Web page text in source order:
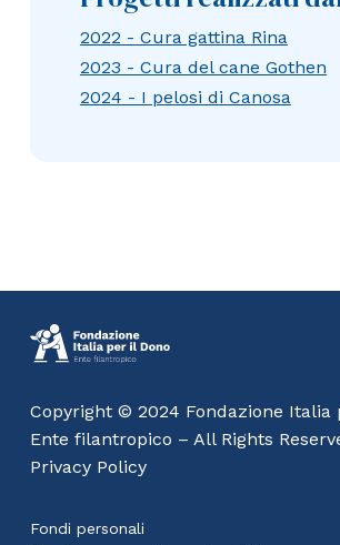
2022 - Cura gattina Rina
2023 - Cura del cane Gothen
2024 - I pelosi di Canosa
Copyright © 2024 Fondazione Italia
Ente filantropico – All Rights
Privacy Policy
Fondi personali